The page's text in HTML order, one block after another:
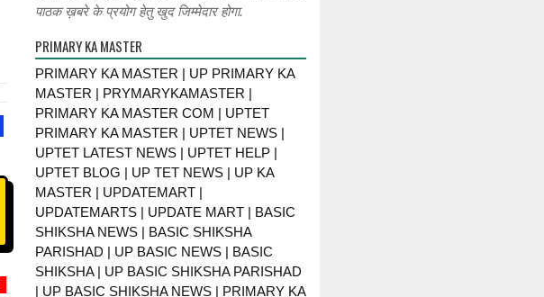
पाठक ख़बरे के प्रयोग हेतु खुद जिम्मेदार होगा.
PRIMARY KA MASTER
PRIMARY KA MASTER | UP PRIMARY KA
MASTER | PRYMARYKAMASTER |
PRIMARY KA MASTER COM | UPTET
PRIMARY KA MASTER | UPTET NEWS |
UPTET LATEST NEWS | UPTET HELP |
UPTET BLOG | UP TET NEWS | UP KA
MASTER | UPDATEMART |
UPDATEMARTS | UPDATE MART | BASIC
SHIKSHA NEWS | BASIC SHIKSHA
PARISHAD | UP BASIC NEWS | BASIC
SHIKSHA | UP BASIC SHIKSHA PARISHAD
| UP BASIC SHIKSHA NEWS | PRIMARY KA